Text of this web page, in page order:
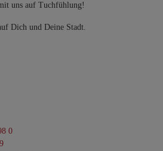
uns auf Tuchfühlung!
Dich und Deine Stadt.
0